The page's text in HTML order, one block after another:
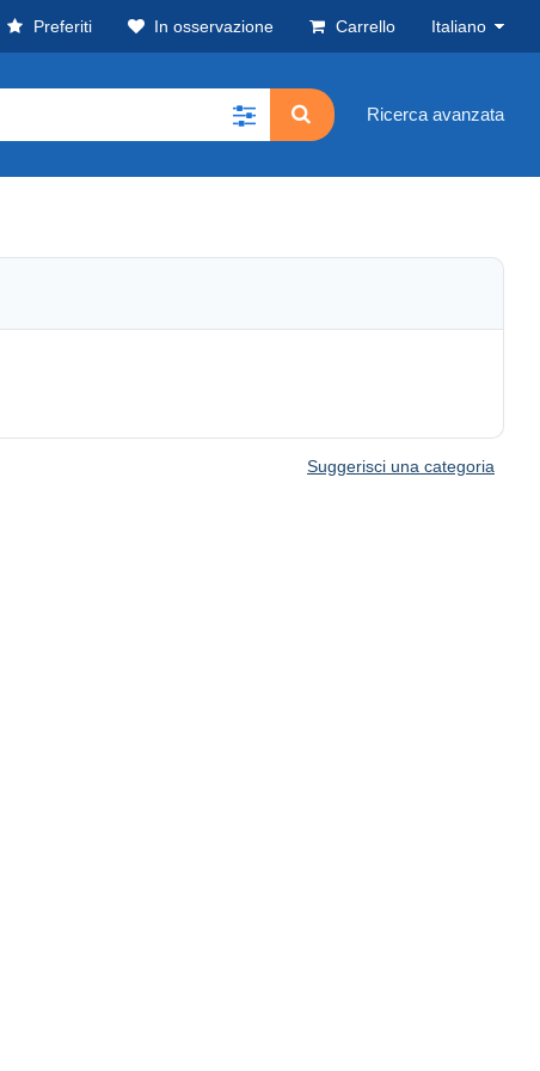
Preferiti In osservazione Carrello Italiano
Ricerca avanzata
Suggerisci una categoria